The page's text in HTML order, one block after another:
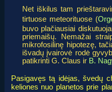
Net iškilus tam
tirtuose meteorituose (
buvo plačiausiai
priemaišų. Nemažai
mikrofosilinę hipotezę,
išvadų įvairovė rodė
patikrinti G. Claus ir B.
Pasigavęs tą idėjas, švedų
keliones nuo planetos prie